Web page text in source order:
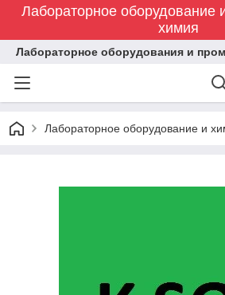
Лабораторное
химия
Лабораторное оборудования и
Лабораторное оборудование и